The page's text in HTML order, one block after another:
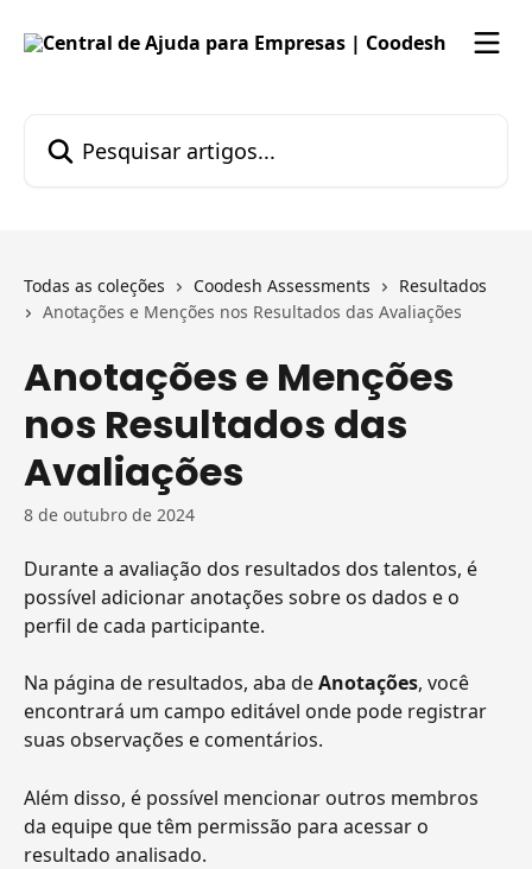
Todas as coleções Coodesh Assessments
Resultados
Anotações e Menções nos Resultados das Avaliações
Anotações e Menções
nos Resultados das
Avaliações
8 de outubro de 2024
Durante a avaliação dos resultados dos talentos, é
possível adicionar anotações sobre os dados e o
perfil de cada participante.
Na página de resultados, aba de Anotações, você
encontrará um campo editável onde pode registrar
suas observações e comentários.
Além disso, é possível mencionar outros membros
da equipe que têm permissão para acessar o
resultado analisado.